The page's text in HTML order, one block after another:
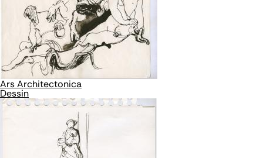
Ars Architectonica
Dessin